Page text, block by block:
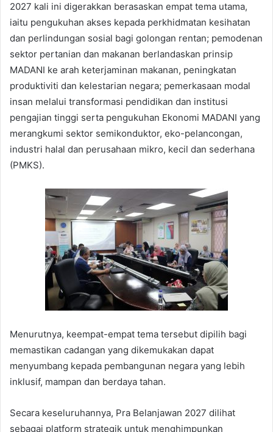
2027 kali ini digerakkan berasaskan empat tema utama,
iaitu pengukuhan akses kepada perkhidmatan kesihatan
dan perlindungan sosial bagi golongan rentan; pemodenan
sektor pertanian dan makanan berlandaskan prinsip
MADANI ke arah keterjaminan makanan, peningkatan
produktiviti dan kelestarian negara; pemerkasaan modal
insan melalui transformasi pendidikan dan institusi
pengajian tinggi serta pengukuhan Ekonomi MADANI yang
merangkumi sektor semikonduktor, eko-pelancongan,
industri halal dan perusahaan mikro, kecil dan sederhana
(PMKS).
Menurutnya, keempat-empat tema tersebut dipilih bagi
memastikan cadangan yang dikemukakan dapat
menyumbang kepada pembangunan negara yang lebih
inklusif, mampan dan berdaya tahan.
Secara keseluruhannya, Pra Belanjawan 2027 dilihat
sebagai platform strategik untuk menghimpunkan